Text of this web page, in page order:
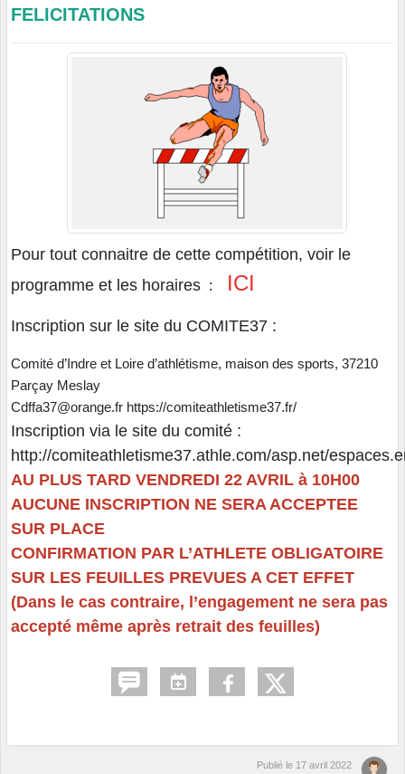
FELICITATIONS
Pour tout connaitre de cette compétition, voir le
programme et les horaires : ICI
Inscription sur le site du COMITE37 :
Comité d’Indre et Loire d’athlétisme, maison des sports, 37210
Parçay Meslay
Cdffa37@orange.fr https://comiteathletisme37.fr/
Inscription via le site du comité :
http://comiteathletisme37.athle.com/asp.net/
AU PLUS TARD VENDREDI 22 AVRIL à 10H00
AUCUNE INSCRIPTION NE SERA ACCEPTEE
SUR PLACE
CONFIRMATION PAR L’ATHLETE OBLIGATOIRE
SUR LES FEUILLES PREVUES A CET EFFET
(Dans le cas contraire, l’engagement ne sera pas
accepté même après retrait des feuilles)
Publié le 17 avril 2022